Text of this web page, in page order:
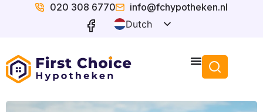
020 308 6770
info@fchypotheken.nl
Dutch